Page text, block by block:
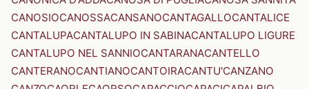
CANOSIOCANOSSACANSANOCANTAGALLOCANTALICE
CANTALUPACANTALUPO IN SABINACANTALUPO LIGURE
CANTALUPO NEL SANNIOCANTARANACANTELLO
CANTERANOCANTIANOCANTOIRACANTU'CANZANO